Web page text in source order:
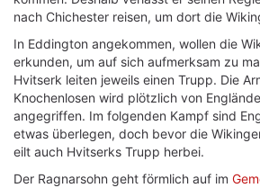
nach Chichester reisen, um dort die
In Eddington angekommen, wollen die
erkunden, um auf sich aufmerksam zu
Hvitserk leiten jeweils einen Trupp. Die
Knochenlosen wird plötzlich von
angegriffen. Im folgenden Kampf sind
etwas überlegen, doch bevor die
eilt auch Hvitserks Trupp herbei.
Der Ragnarsohn geht förmlich auf im